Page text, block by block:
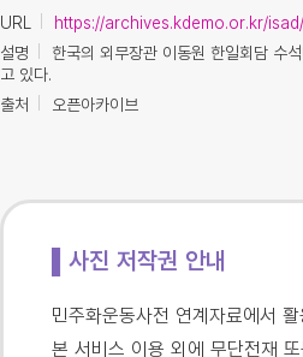
URL
https://archives.kdemo.or.kr/
설명
한국의 외무장관 이동원 한일회담 수
고 있다.
출처
오픈아카이브
▌사진 저작권 안내
민주화운동사전 연계자료에서
본 서비스 이용 외에 무단전재